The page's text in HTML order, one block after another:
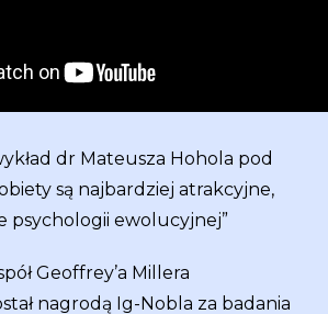
dr Mateusza Hohola pod
są najbardziej atrakcyjne,
psychologii ewolucyjnej”
Geoffrey’a Millera
nagrodą Ig-Nobla za badania